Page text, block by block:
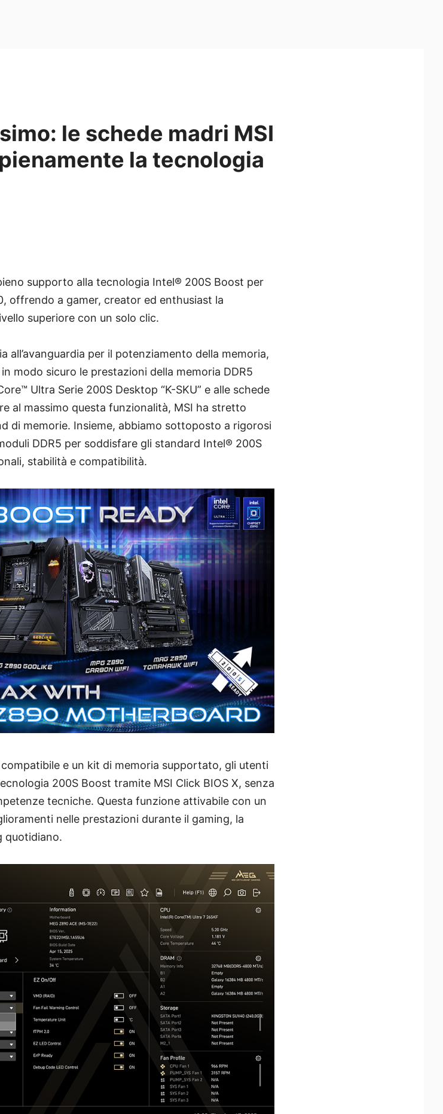
le schede madri MSI
la tecnologia
supporto alla tecnologia Intel® 200S Boost per
offrendo a gamer, creator ed enthusiast la
superiore con un solo clic.
all’avanguardia per il potenziamento della memoria,
modo sicuro le prestazioni della memoria DDR5
Ultra Serie 200S Desktop “K-SKU” e alle schede
al massimo questa funzionalità, MSI ha stretto
di memorie. Insieme, abbiamo sottoposto a rigorosi
DDR5 per soddisfare gli standard Intel® 200S
stabilità e compatibilità.
e un kit di memoria supportato, gli utenti
200S Boost tramite MSI Click BIOS X, senza
tecniche. Questa funzione attivabile con un
nelle prestazioni durante il gaming, la
quotidiano.